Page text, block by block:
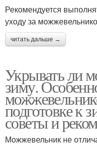
Рекомендуется
уходу за
читать дальше →
Укрывать ли
зиму.
подготовке к
советы и
Можжевельник не